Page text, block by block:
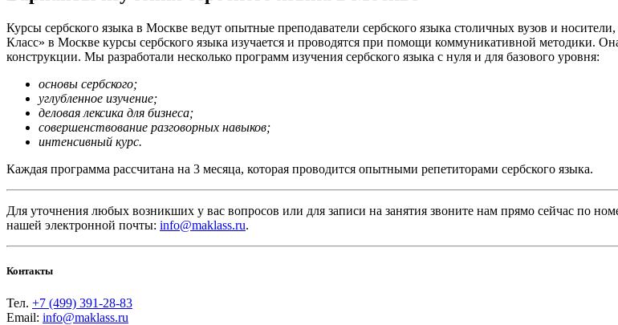
Курсы сербского языка в Москве ведут опытные преподаватели сербского языка столичных вузов и
Класс» в Москве курсы сербского языка изучается и проводятся при помощи коммуникативной методики.
конструкции. Мы разработали несколько программ изучения сербского языка с нуля и для базового уровня:
основы сербского;
углубленное изучение;
деловая лексика для бизнеса;
совершенствование разговорных навыков;
интенсивный курс.
Каждая программа рассчитана на 3 месяца, которая проводится опытными репетиторами сербского языка.
Для уточнения любых возникших у вас вопросов или для записи на занятия звоните нам прямо сейчас по
нашей электронной почты: info@maklass.ru.
Контакты
Тел. +7 (499) 391-28-83
Email: info@maklass.ru